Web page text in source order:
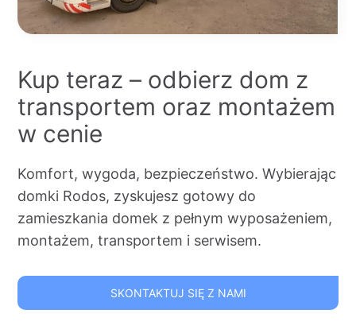
Kup teraz – odbierz dom z
transportem oraz montażem
w cenie
Komfort, wygoda, bezpieczeństwo. Wybierając
domki Rodos, zyskujesz gotowy do
zamieszkania domek z pełnym wyposażeniem,
montażem, transportem i serwisem.
SKONTAKTUJ SIĘ Z NAMI